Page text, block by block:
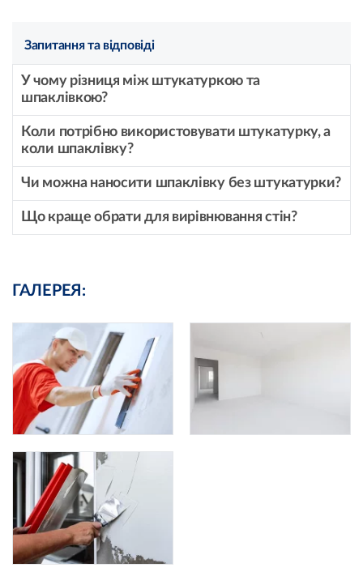
Запитання та відповіді
У чому різниця між штукатуркою та
шпаклівкою?
Коли потрібно використовувати штукатурку, а
коли шпаклівку?
Чи можна наносити шпаклівку без штукатурки?
Що краще обрати для вирівнювання стін?
ГАЛЕРЕЯ: